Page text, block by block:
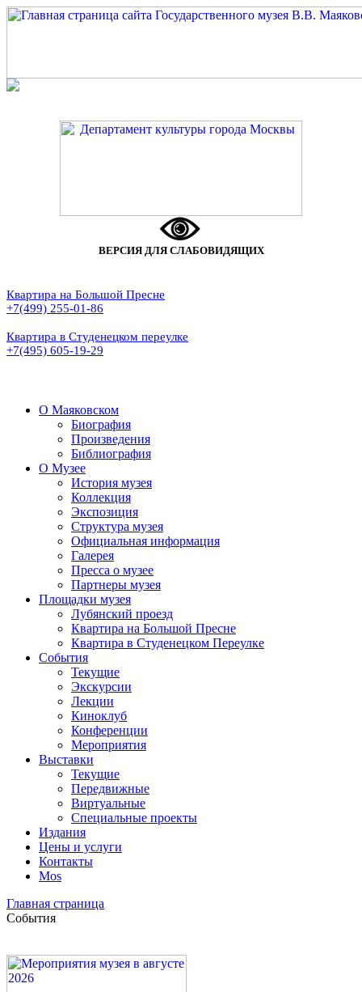
ВЕРСИЯ ДЛЯ СЛАБОВИДЯЩИХ
Квартира на Большой Пресне
+7(499) 255-01-86
Квартира в Студенецком переулке
+7(495) 605-19-29
О Маяковском
Биография
Произведения
Библиография
О Музее
История музея
Коллекция
Экспозиция
Структура музея
Официальная информация
Галерея
Пресса о музее
Партнеры музея
Площадки музея
Лубянский проезд
Квартира на Большой Пресне
Квартира в Студенецком Переулке
События
Текущие
Экскурсии
Лекции
Киноклуб
Конференции
Мероприятия
Выставки
Текущие
Передвижные
Виртуальные
Специальные проекты
Издания
Цены и услуги
Контакты
Mos
Главная страница
События